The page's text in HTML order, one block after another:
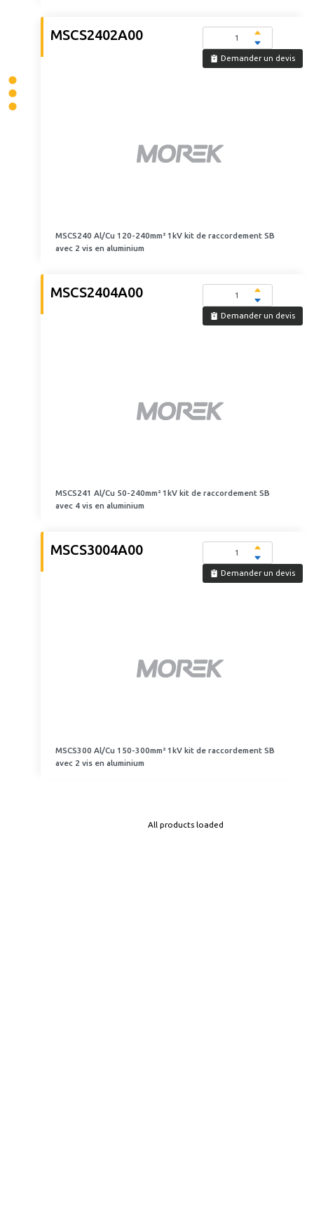
MSCS2402A00
Demander un devis
MSCS240 Al/Cu 120-240mm² 1kV kit de raccordement SB
avec 2 vis en aluminium
MSCS2404A00
Demander un devis
MSCS241 Al/Cu 50-240mm² 1kV kit de raccordement SB
avec 4 vis en aluminium
MSCS3004A00
Demander un devis
MSCS300 Al/Cu 150-300mm² 1kV kit de raccordement SB
avec 2 vis en aluminium
All products loaded